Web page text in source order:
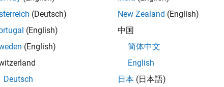
Rejoignez notre Talent
Recevez des alertes pour des
personnalisées, des articles et des
(Deutsch)
(English)
(English)
Deutsch
New Zealand (English)
中国
简体中文
English
日本 (日本語)